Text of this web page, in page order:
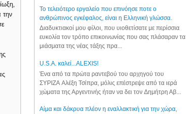
την
Το τελειότερο εργαλείο που επινόησε ποτε ο
ανθρώπινος εγκέφαλος, είναι η Ελληνική γλώσσα.
Διαδυκτιακοί μου φίλοι, που υιοθετίσατε με περίσσια
ευκολία τον τρόπο επικοινωνίας που σας πλάσαραν τα
μιάσματα της νέας τάξης πρα...
U.S.A. καλεί...ALEXIS!
Ένα από τα πρώτα ραντεβού του αρχηγού του
ΣΥΡΙΖΑ Αλέξη Τσίπρα, μόλις επέστρεψε από τα ιερά
χώματα της Αργεντινής ήταν να δει τον Δημήτρη Αβ...
Αίμα και δάκρυα πλέον η εναλλακτική για την χώρα,